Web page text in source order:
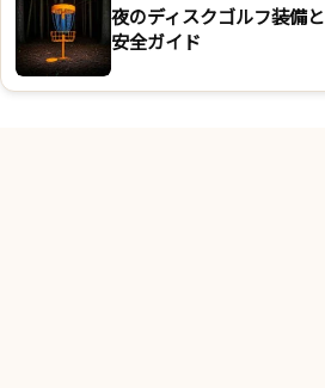
夜のディスクゴルフ装備と
安全ガイド